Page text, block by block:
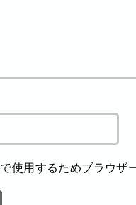
使用するためブラウザ